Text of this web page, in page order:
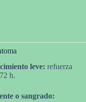
leve: refuerza
h.
o sangrado: